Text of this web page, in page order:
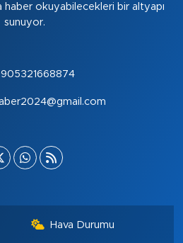
haber okuyabilecekleri bir altyapı
sunuyor.
Hava Durumu